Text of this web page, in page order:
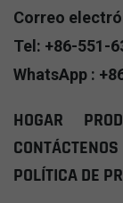
Correo
Tel: +86-551-
WhatsApp :
HOGAR
CONTÁCTENOS
POLÍTICA DE